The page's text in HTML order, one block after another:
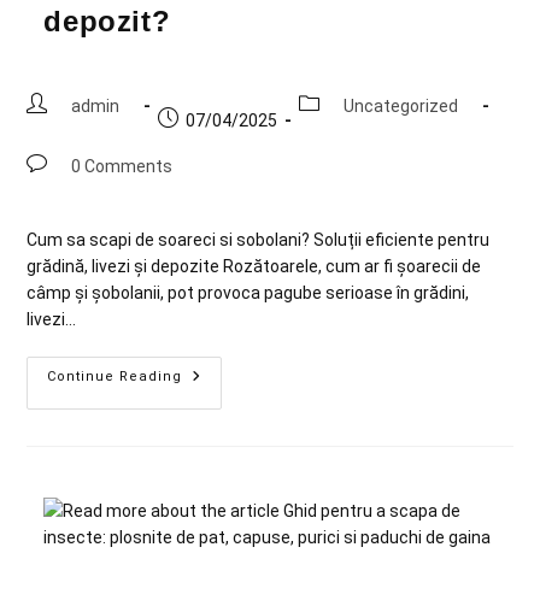
depozit?
admin
07/04/2025
Uncategorized
0 Comments
Cum sa scapi de soareci si sobolani? Soluții eficiente pentru
grădină, livezi și depozite Rozătoarele, cum ar fi șoarecii de
câmp și șobolanii, pot provoca pagube serioase în grădini,
livezi…
Continue Reading